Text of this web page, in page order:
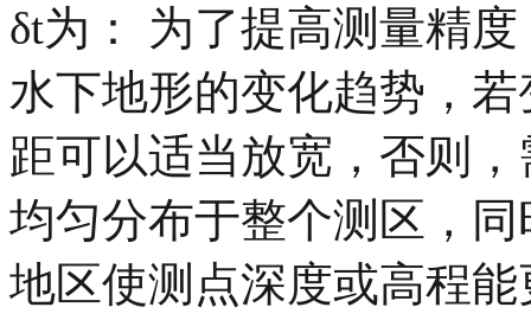
δt为： 为了提高测量精
水下地形的变化趋势，
距可以适当放宽，否则
均匀分布于整个测区，
地区使测点深度或高程